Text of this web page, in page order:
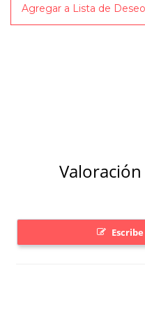
Agregar a Lista de